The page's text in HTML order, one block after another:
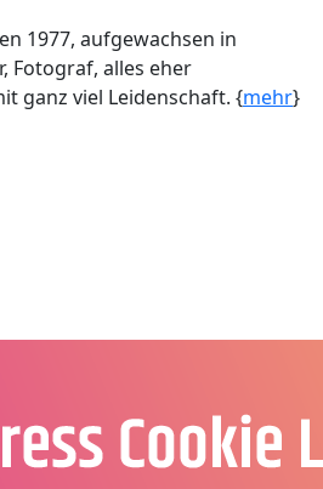
1977, aufgewachsen in
Fotograf, alles eher
ganz viel Leidenschaft. {mehr}